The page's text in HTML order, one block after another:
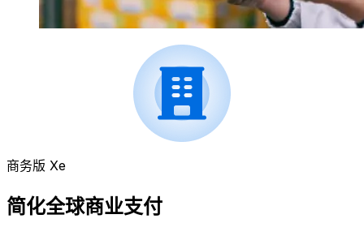
商务版 Xe
简化全球商业支付